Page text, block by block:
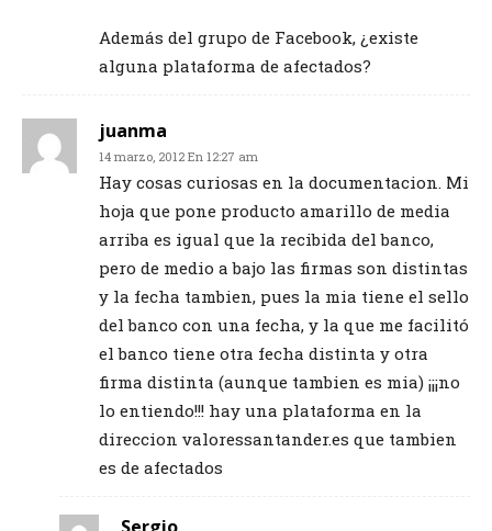
Además del grupo de Facebook, ¿existe
alguna plataforma de afectados?
juanma
14 marzo, 2012 En 12:27 am
Hay cosas curiosas en la documentacion. Mi
hoja que pone producto amarillo de media
arriba es igual que la recibida del banco,
pero de medio a bajo las firmas son distintas
y la fecha tambien, pues la mia tiene el sello
del banco con una fecha, y la que me facilitó
el banco tiene otra fecha distinta y otra
firma distinta (aunque tambien es mia) ¡¡¡no
lo entiendo!!! hay una plataforma en la
direccion valoressantander.es que tambien
es de afectados